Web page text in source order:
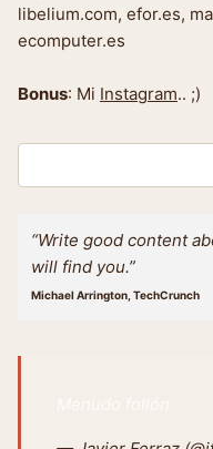
libelium.com, efor.es,
ecomputer.es
Bonus: Mi Instagram.. ;)
“Write good content
will find you.”
Michael Arrington, TechCrunch